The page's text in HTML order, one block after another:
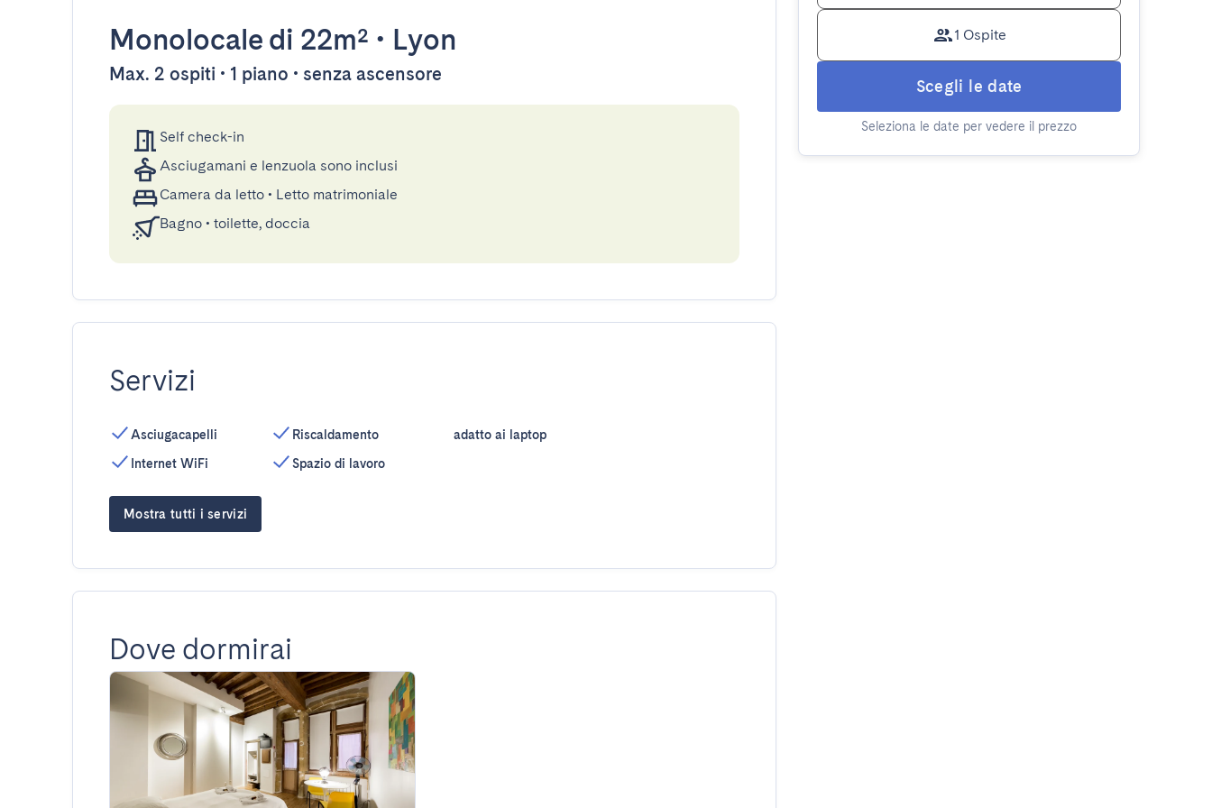
Monolocale di 22m² • Lyon
Max. 2 ospiti • 1 piano • senza ascensore
Self check-in
Asciugamani e lenzuola sono inclusi
Camera da letto • Letto matrimoniale
Bagno • toilette, doccia
Servizi
Asciugacapelli
Internet WiFi
Riscaldamento
Spazio di lavoro
adatto ai laptop
Mostra tutti i servizi
Dove dormirai
1 Ospite
Scegli le date
Seleziona le date per vedere il prezzo